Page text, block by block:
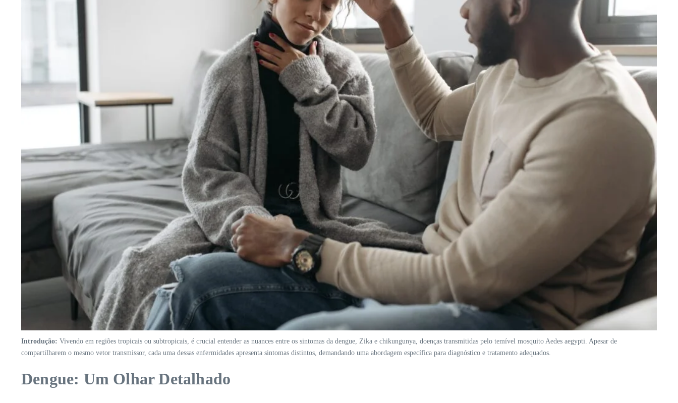
Introdução: Vivendo em regiões tropicais ou subtropicais, é crucial entender as nuances entre os sintomas da dengue, Zika e chikungunya, doenças transmitidas pelo temível mosquito Aedes aegypti. Apesar de
compartilharem o mesmo vetor transmissor, cada uma dessas enfermidades apresenta sintomas distintos, demandando uma abordagem específica para diagnóstico e tratamento adequados.
Dengue: Um Olhar Detalhado